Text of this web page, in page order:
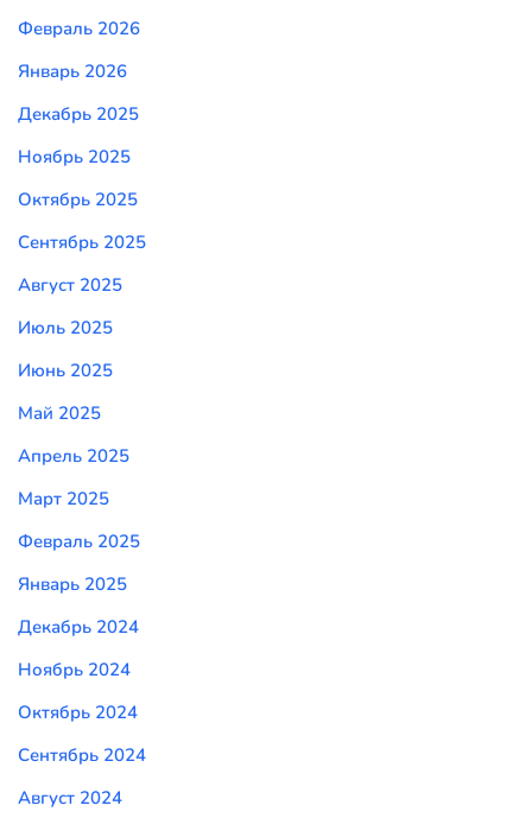
Февраль 2026
Январь 2026
Декабрь 2025
Ноябрь 2025
Октябрь 2025
Сентябрь 2025
Август 2025
Июль 2025
Июнь 2025
Май 2025
Апрель 2025
Март 2025
Февраль 2025
Январь 2025
Декабрь 2024
Ноябрь 2024
Октябрь 2024
Сентябрь 2024
Август 2024